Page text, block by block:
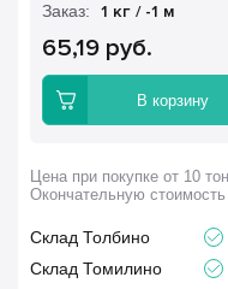
Заказ: 1 кг / -1 м
65,19 руб.
В корзину
Цена при покупке от 10
Окончательную
Склад Толбино
Склад Томилино